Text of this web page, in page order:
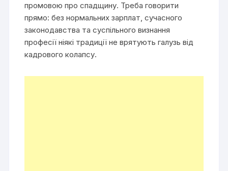
промовою про спадщину. Треба говорити
прямо: без нормальних зарплат, сучасного
законодавства та суспільного визнання
професії ніякі традиції не врятують галузь від
кадрового колапсу.